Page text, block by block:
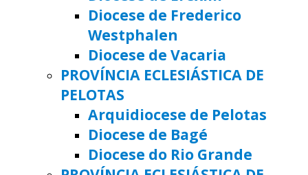
Diocese de Frederico
Westphalen
Diocese de Vacaria
PROVÍNCIA ECLESIÁSTICA DE
PELOTAS
Arquidiocese de Pelotas
Diocese de Bagé
Diocese do Rio Grande